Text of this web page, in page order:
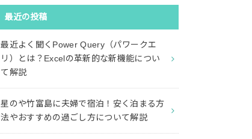
最近の投稿
最近よく聞くPower Query（パワークエ
リ）とは？Excelの革新的な新機能につい
て解説
星のや竹富島に夫婦で宿泊！安く泊まる方
法やおすすめの過ごし方について解説